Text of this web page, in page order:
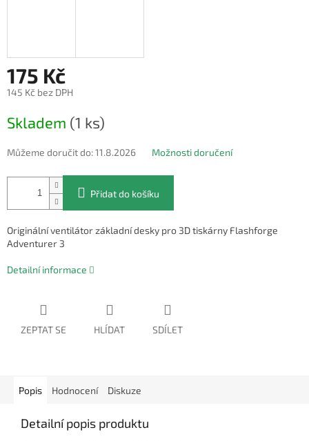
175 Kč
145 Kč bez DPH
cena:
Skladem (1 ks)
Můžeme doručit do:11.8.2026 Možnosti doručení
Přidat do košíku
Originální ventilátor základní desky pro 3D tiskárny Flashforge
Adventurer 3
Detailní informace
ZEPTAT SE HLÍDAT SDÍLET
Popis Hodnocení Diskuze
Detailní popis produktu